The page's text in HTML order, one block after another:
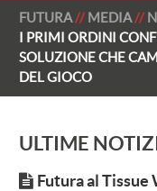
FUTURA MEDIA
I PRIMI ORDINI
SOLUZIONE CHE
DEL GIOCO
ULTIME
Futura al